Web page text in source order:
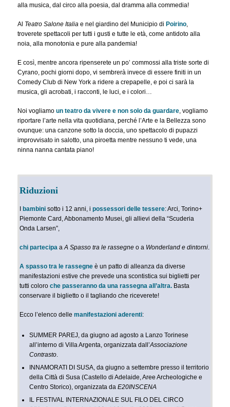
alla musica, dal circo alla poesia, dal dramma alla commedia!
Al Teatro Salone Italiae nel giardino del Municipio di Poirino,
troverete spettacoli per tutti i gusti e tutte le età, come antidoto alla
noia, alla monotonia e pure alla pandemia!
E così, mentre ancora ripenserete un po’ commossi alla triste sorte di
Cyrano, pochi giorni dopo, vi sembrerà invece di essere finiti in un
Comedy Club di New York a ridere a crepapelle, e poi ci sarà la
musica, gli acrobati, i racconti, le luci, e i colori…
Noi vogliamo un teatro da vivere e non solo da guardare, vogliamo
riportare l’arte nella vita quotidiana, perché l’Arte e la Bellezza sono
ovunque: una canzone sotto la doccia, uno spettacolo di pupazzi
improvvisato in salotto, una piroetta mentre nessuno ti vede, una
ninna nanna cantata piano!
Riduzioni
bambinisotto i 12 anni, i possessori delle tessere: Arci, Torino+
Piemonte Card, Abbonamento Musei, gli allievi della “Scuderia
Onda Larsen”,
chi partecipaaA Spasso tra le rassegneo a Wonderland e dintorni.
A spasso tra le rassegne è un patto di alleanza da diverse
manifestazioni estive che prevede una scontistica sui biglietti per
tutti coloro che passeranno da una rassegna all’altra.Basta
conservare il biglietto o il tagliando che riceverete!
Ecco l’elenco delle manifestazioni aderenti:
SUMMER PAREJ, da giugno ad agosto a Lanzo Torinese
all’interno di Villa Argenta, organizzata dall’Associazione
Contrasto.
INNAMORATI DI SUSA, da giugno a settembre presso il territorio
della Città di Susa (Castello di Adelaide, Aree Archeologiche e
Centro Storico), organizzata da E20INSCENA
IL FESTIVAL INTERNAZIONALE SUL FILO DEL CIRCO